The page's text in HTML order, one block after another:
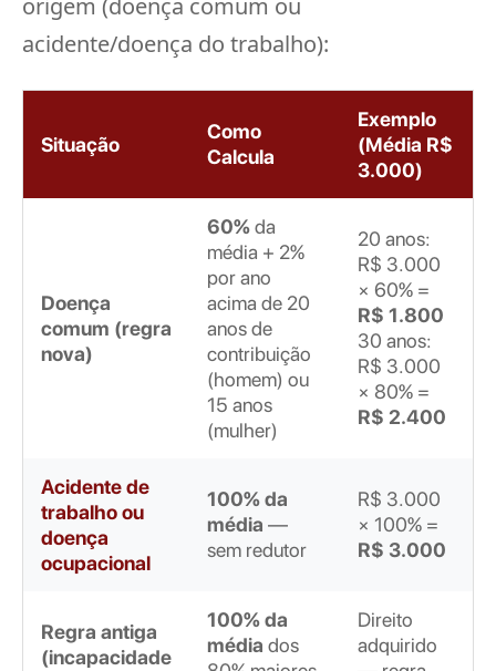
origem (doença comum ou
acidente/doença do trabalho):
Situação
Como
Calcula
Exemplo
(Média R$
3.000)
Doença
comum (regra
nova)
60%da
média + 2%
por ano
acima de 20
anos de
contribuição
(homem) ou
15 anos
(mulher)
20 anos:
R$ 3.000
× 60% =
R$ 1.800
30 anos:
R$ 3.000
× 80% =
R$ 2.400
Acidente de
trabalho ou
doença
ocupacional
100% da
média —
sem redutor
R$ 3.000
× 100% =
R$ 3.000
Regra antiga
(incapacidade
100% da
média dos
Direito
adquirido